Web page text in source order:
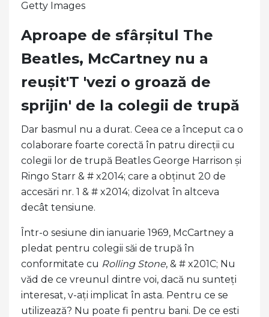
Getty Images
Aproape de sfârșitul The
Beatles, McCartney nu a
reușit'T 'vezi o groază de
sprijin' de la colegii de trupă
Dar basmul nu a durat. Ceea ce a început ca o
colaborare foarte corectă în patru direcții cu
colegii lor de trupă Beatles George Harrison și
Ringo Starr & # x2014; care a obținut 20 de
accesări nr. 1 & # x2014; dizolvat în altceva
decât tensiune.
Într-o sesiune din ianuarie 1969, McCartney a
pledat pentru colegii săi de trupă în
conformitate cu Rolling Stone, & # x201C; Nu
văd de ce vreunul dintre voi, dacă nu sunteți
interesat, v-ați implicat în asta. Pentru ce se
utilizează? Nu poate fi pentru bani. De ce esti